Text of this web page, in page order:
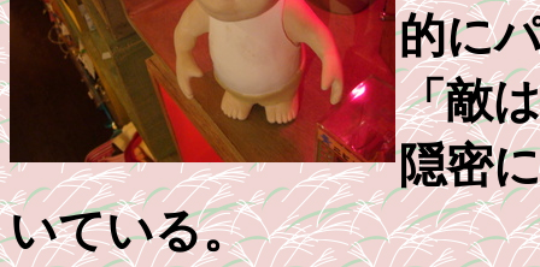
的に
「敵
隠密
いている。